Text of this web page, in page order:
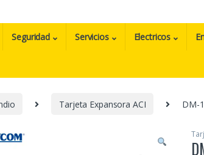
Seguridad Servicios Electricos
Tarjeta Expansora ACI DM-